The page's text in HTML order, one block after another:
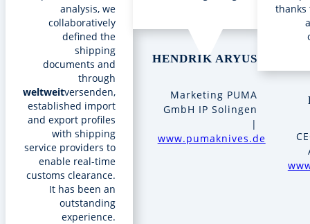
analysis, we
collaboratively
defined the
shipping
documents and
through
weltweitversenden,
established import
and export profiles
with shipping
service providers to
enable real-time
customs clearance.
It has been an
outstanding
experience.
HENDRIK ARYUS
Marketing PUMA
GmbH IP Solingen
|
www.pumaknives.de
thanks